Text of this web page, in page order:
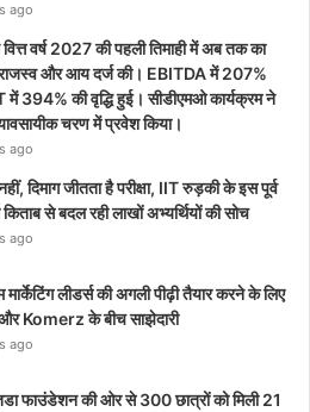
ago
वर्ष 2027 की पहली तिमाही में अब तक का
और आय दर्ज की। EBITDA में 207%
394% की वृद्धि हुई। सीडीएमओ कार्यक्रम ने
चरण में प्रवेश किया।
ago
दिमाग जीतता है परीक्षा, IIT रुड़की के इस पूर्व
से बदल रही लाखों अभ्यर्थियों की सोच
ago
लीडर्स की अगली पीढ़ी तैयार करने के लिए
Komerz के बीच साझेदारी
ago
फाउंडेशन की ओर से 300 छात्रों को मिली 21